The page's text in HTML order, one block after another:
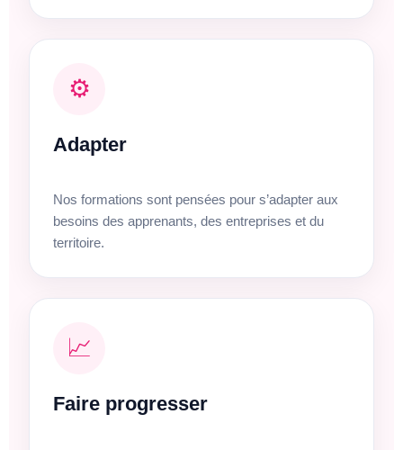
⚙️
Adapter
Nos formations sont pensées pour s’adapter aux
besoins des apprenants, des entreprises et du
territoire.
📈
Faire progresser